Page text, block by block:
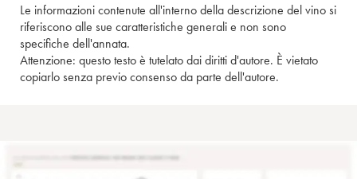
Le informazioni contenute all'interno della descrizione del vino si
riferiscono alle sue caratteristiche generali e non sono
specifiche dell'annata.
Attenzione: questo testo è tutelato dai diritti d'autore. È vietato
copiarlo senza previo consenso da parte dell'autore.